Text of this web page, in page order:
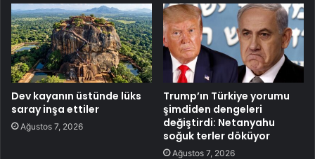
Dev kayanın üstünde lüks
saray inşa ettiler
Ağustos 7, 2026
Trump’ın Türkiye yorumu
şimdiden dengeleri
değiştirdi: Netanyahu
soğuk terler döküyor
Ağustos 7, 2026